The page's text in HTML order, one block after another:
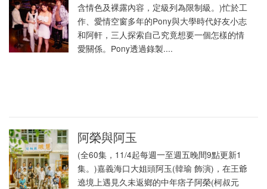
含情色及裸露內容，定級列為限制級。)忙於工
作、愛情空窗多年的Pony與大學時代好友小志
和阿軒，三人探索自己究竟想要一個怎樣的情
愛關係。Pony透過錄製....
阿榮與阿玉
(全60集，11/4起每週一至週五晚間9點更新1
集。)嘉義海口大姐頭阿玉(韓瑜 飾演)，在王爺
遶境上遇見久未返鄉的中年痞子阿榮(柯叔元